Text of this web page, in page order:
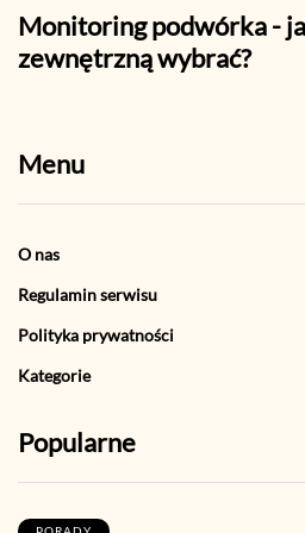
Monitoring podwórka -
zewnętrzną wybrać?
Menu
O nas
Regulamin serwisu
Polityka prywatności
Kategorie
Popularne